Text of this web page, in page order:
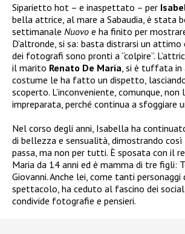
Siparietto hot – e inaspettato – per
bella attrice, al mare a Sabaudia, è stata
settimanale Nuovo e ha finito per
D’altronde, si sa: basta distrarsi un attimo
dei fotografi sono pronti a “colpire”.
il marito Renato De Maria , si è tuffata in
costume le ha fatto un dispetto,
scoperto. L’inconveniente, comunque, non
impreparata, perché continua a sfoggiare
Nel corso degli anni, Isabella ha
di bellezza e sensualità, dimostrando
passa, ma non per tutti. È sposata con il
Maria da 14 anni ed è mamma di tre figli:
Giovanni. Anche lei, come tanti
spettacolo, ha ceduto al fascino dei
condivide fotografie e pensieri.